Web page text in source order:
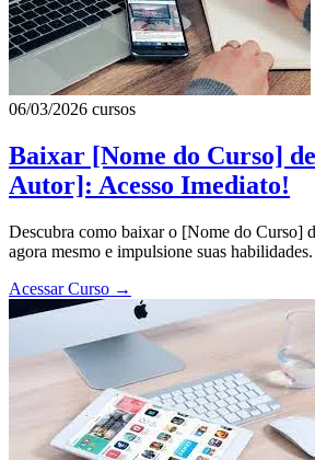
06/03/2026 cursos
Baixar [Nome do Curso]
Autor]: Acesso Imediato!
Descubra como baixar o [Nome do Curso]
agora mesmo e impulsione suas
Acessar Curso →